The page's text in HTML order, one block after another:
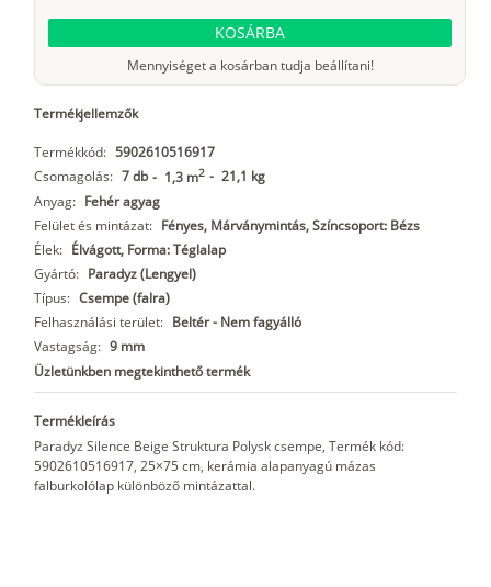
KOSÁRBA
Mennyiséget a kosárban tudja beállítani!
Termékjellemzők
Termékkód: 5902610516917
Csomagolás: 7 db - 1,3 m2 - 21,1 kg
Anyag: Fehér agyag
Felület és mintázat: Fényes, Márványmintás, Színcsoport: Bézs
Élek: Élvágott, Forma: Téglalap
Gyártó: Paradyz (Lengyel)
Típus: Csempe (falra)
Felhasználási terület: Beltér - Nem fagyálló
Vastagság: 9 mm
Üzletünkben megtekinthető termék
Termékleírás
Paradyz Silence Beige Struktura Polysk csempe, Termék kód:
5902610516917, 25×75 cm, kerámia alapanyagú mázas
falburkolólap különböző mintázattal.